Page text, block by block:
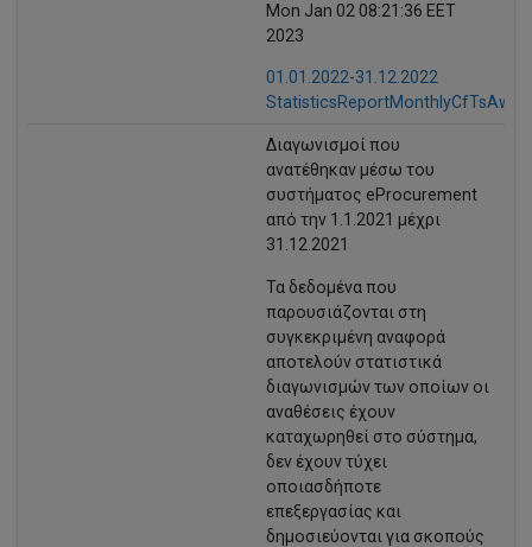
Mon Jan 02 08:21:36 EET
2023
01.01.2022-31.12.2022
Διαγωνισμοί που
ανατέθηκαν μέσω του
συστήματος eProcurement
από την 1.1.2021 μέχρι
31.12.2021
Τα δεδομένα που
παρουσιάζονται στη
συγκεκριμένη αναφορά
αποτελούν στατιστικά
διαγωνισμών των οποίων οι
αναθέσεις έχουν
καταχωρηθεί στο σύστημα,
δεν έχουν τύχει
οποιασδήποτε
επεξεργασίας και
δημοσιεύονται για σκοπούς